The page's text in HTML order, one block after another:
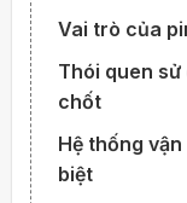
Vai trò của
Thói quen
chốt
Hệ thống
biệt